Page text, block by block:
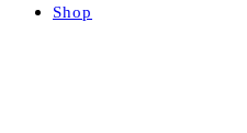
Shop